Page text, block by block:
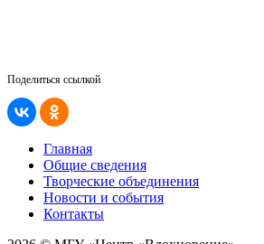
Поделиться ссылкой
Главная
Общие сведения
Творческие объединения
Новости и события
Контакты